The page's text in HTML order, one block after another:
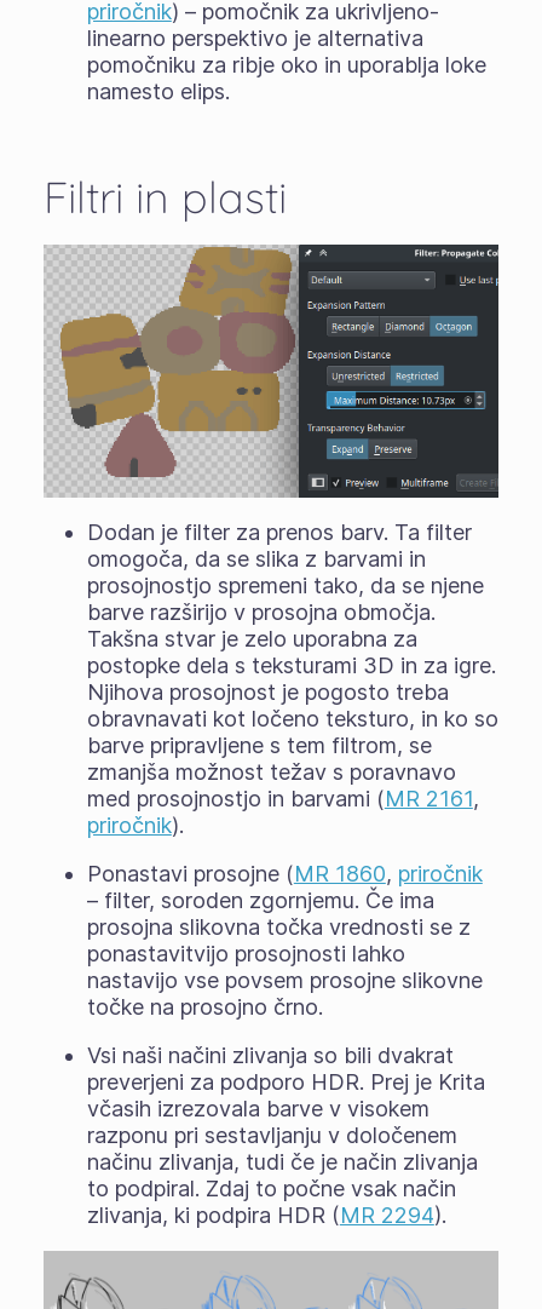
priročnik) – pomočnik za ukrivljeno-
linearno perspektivo je alternativa
pomočniku za ribje oko in uporablja loke
namesto elips.
Filtri in plasti
Dodan je filter za prenos barv. Ta filter
omogoča, da se slika z barvami in
prosojnostjo spremeni tako, da se njene
barve razširijo v prosojna območja.
Takšna stvar je zelo uporabna za
postopke dela s teksturami 3D in za igre.
Njihova prosojnost je pogosto treba
obravnavati kot ločeno teksturo, in ko so
barve pripravljene s tem filtrom, se
zmanjša možnost težav s poravnavo
med prosojnostjo in barvami (MR 2161,
priročnik).
Ponastavi prosojne (MR 1860, priročnik
– filter, soroden zgornjemu. Če ima
prosojna slikovna točka vrednosti se z
ponastavitvijo prosojnosti lahko
nastavijo vse povsem prosojne slikovne
točke na prosojno črno.
Vsi naši načini zlivanja so bili dvakrat
preverjeni za podporo HDR. Prej je Krita
včasih izrezovala barve v visokem
razponu pri sestavljanju v določenem
načinu zlivanja, tudi če je način zlivanja
to podpiral. Zdaj to počne vsak način
zlivanja, ki podpira HDR (MR 2294).